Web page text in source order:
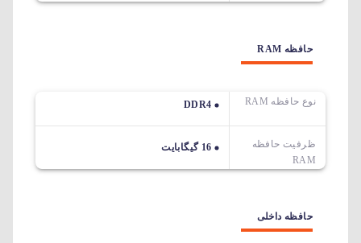
حافظه RAM
نوع حافظه RAM DDR4
ظرفیت حافظه
RAM
16 گیگابایت
حافظه داخلی